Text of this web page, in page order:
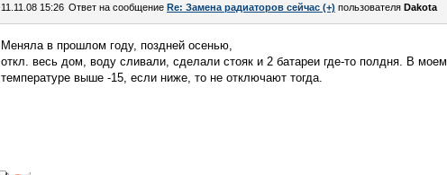
11.11.08 15:26 Ответ на сообщение Re: Замена радиаторов сейчас (+) пользователя Dakota
Меняла в прошлом году, поздней осенью,
откл. весь дом, воду сливали, сделали стояк и 2 батареи где-то полдня. В
температуре выше -15, если ниже, то не отключают тогда.